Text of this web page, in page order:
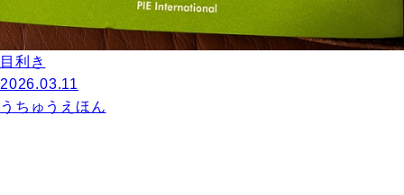
目利き
2026.03.11
うちゅうえほん